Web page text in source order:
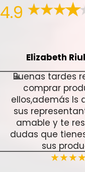
4.9
Elizabeth
Buenas tardes
comprar
ellos,además ls
sus
amable y te
dudas que
sus